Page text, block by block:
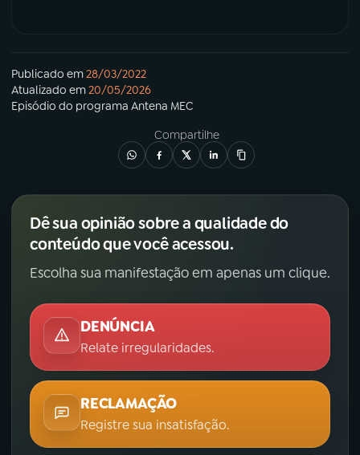
Publicado em28/03/2022
Atualizado em20/05/2026
Episódio do programa Antena MEC
Compartilhe
Dê sua opinião sobre a qualidade do
conteúdo que você acessou.
Escolha sua manifestação em apenas um clique.
DENÚNCIA
Relate irregularidades.
RECLAMAÇÃO
Registre sua insatisfação.